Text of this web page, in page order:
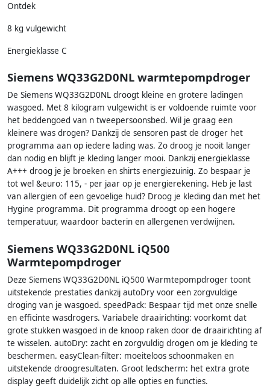
Ontdek
8 kg vulgewicht
Energieklasse C
Siemens WQ33G2D0NL warmtepompdroger
De Siemens WQ33G2D0NL droogt kleine en grotere ladingen
wasgoed. Met 8 kilogram vulgewicht is er voldoende ruimte voor
het beddengoed van n tweepersoonsbed. Wil je graag een
kleinere was drogen? Dankzij de sensoren past de droger het
programma aan op iedere lading was. Zo droog je nooit langer
dan nodig en blijft je kleding langer mooi. Dankzij energieklasse
A+++ droog je je broeken en shirts energiezuinig. Zo bespaar je
tot wel &euro: 115, - per jaar op je energierekening. Heb je last
van allergien of een gevoelige huid? Droog je kleding dan met het
Hygine programma. Dit programma droogt op een hogere
temperatuur, waardoor bacterin en allergenen verdwijnen.
Siemens WQ33G2D0NL iQ500
Warmtepompdroger
Deze Siemens WQ33G2D0NL iQ500 Warmtepompdroger toont
uitstekende prestaties dankzij autoDry voor een zorgvuldige
droging van je wasgoed. speedPack: Bespaar tijd met onze snelle
en efficinte wasdrogers. Variabele draairichting: voorkomt dat
grote stukken wasgoed in de knoop raken door de draairichting af
te wisselen. autoDry: zacht en zorgvuldig drogen om je kleding te
beschermen. easyClean-filter: moeiteloos schoonmaken en
uitstekende droogresultaten. Groot ledscherm: het extra grote
display geeft duidelijk zicht op alle opties en functies.